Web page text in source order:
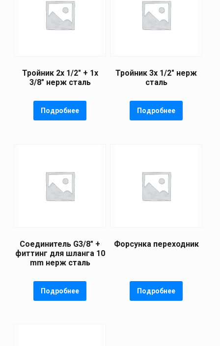
Тройник 2x 1/2″ + 1x
3/8″ нерж сталь
Подробнее
Тройник 3x 1/2″ нерж
сталь
Подробнее
Соединитель G3/8″ +
фиттинг для шланга 10
mm нерж сталь
Подробнее
Форсунка переходник
Подробнее